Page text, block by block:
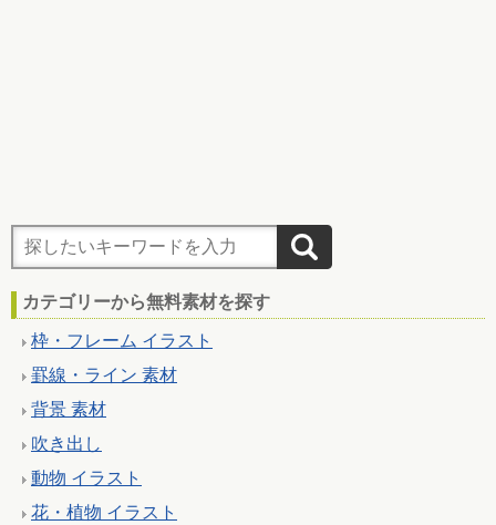
カテゴリーから無料素材を探す
枠・フレーム イラスト
罫線・ライン 素材
背景 素材
吹き出し
動物 イラスト
花・植物 イラスト